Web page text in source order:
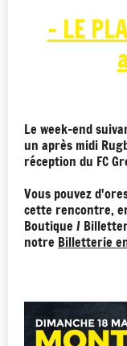
- LE
Le week-end
un après midi
réception du FC
Vous pouvez
cette rencontre,
Boutique /
notre Billetterie